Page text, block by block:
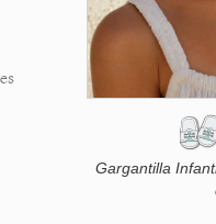
Gargantilla